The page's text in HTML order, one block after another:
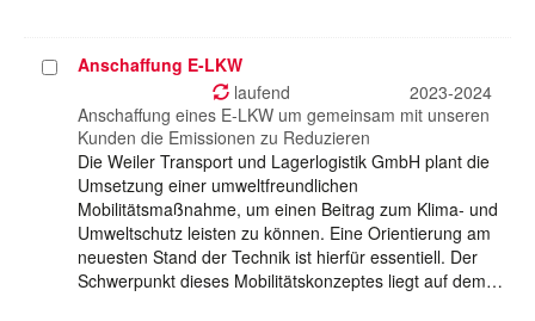
ProjektAnschaffung E-LKW
laufend
2023-2024
Anschaffung eines E-LKW um gemeinsam mit unseren
Kunden die Emissionen zu Reduzieren
Die Weiler Transport und Lagerlogistik GmbH plant die
Umsetzung einer umweltfreundlichen
Mobilitätsmaßnahme, um einen Beitrag zum Klima- und
Umweltschutz leisten zu können. Eine Orientierung am
neuesten Stand der Technik ist hierfür essentiell. Der
Schwerpunkt dieses Mobilitätskonzeptes liegt auf dem…